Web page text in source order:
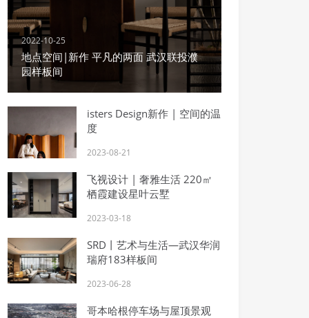
2022-10-25
地点空间|新作 平凡的两面 武汉联投濮
园样板间
isters Design新作 | 空间的温
度
2023-08-21
飞视设计 | 奢雅生活 220㎡
栖霞建设星叶云墅
2023-03-18
SRD丨艺术与生活—武汉华润
瑞府183样板间
2023-06-28
哥本哈根停车场与屋顶景观